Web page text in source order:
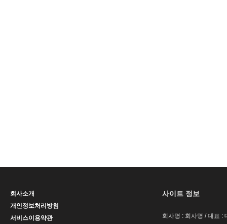
회사소개
개인정보처리방침
서비스이용약관
사이트 정보
회사명 : 회사명 / 대표 :